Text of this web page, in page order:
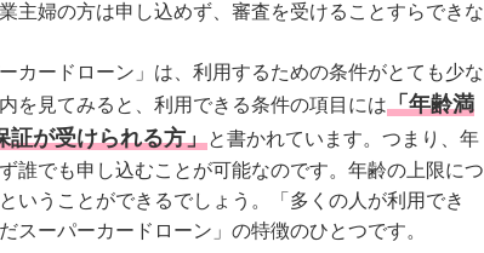
主婦の方は申し込めず、審査を受けることすらできな
カードローン」は、利用するための条件がとても少な
を見てみると、利用できる条件の項目には「年齢満
証が受けられる方」と書かれています。つまり、年
誰でも申し込むことが可能なのです。年齢の上限につ
いうことができるでしょう。「多くの人が利用でき
スーパーカードローン」の特徴のひとつです。